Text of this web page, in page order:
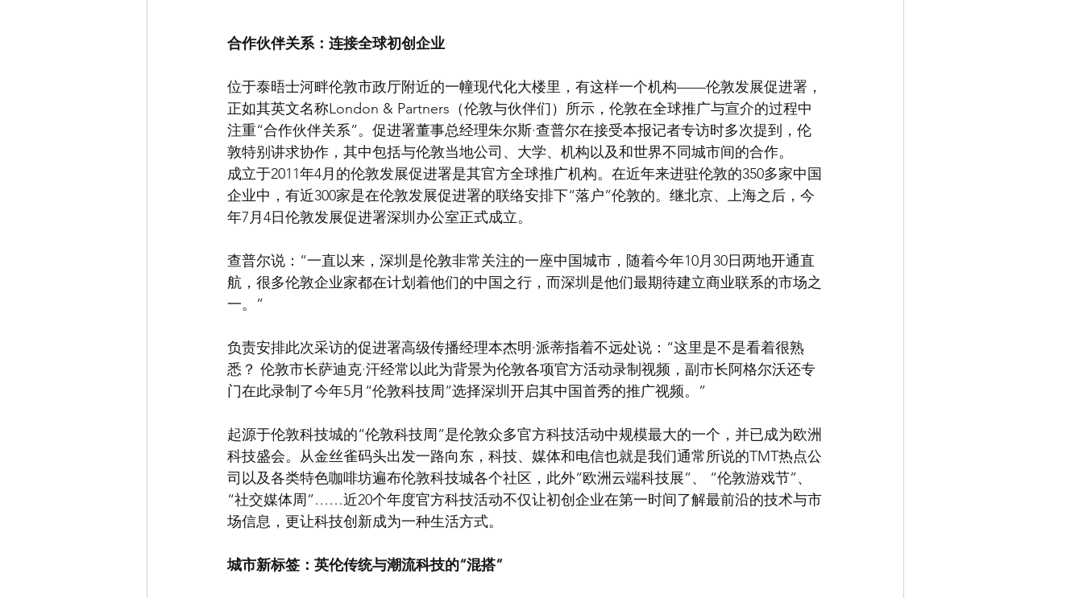
合作伙伴关系：连接全球初创企业
位于泰晤士河畔伦敦市政厅附近的一幢现代化大楼里，有这样一个机构——伦敦发展促进署，
正如其英文名称London & Partners（伦敦与伙伴们）所示，伦敦在全球推广与宣介的过程中
注重“合作伙伴关系”。促进署董事总经理朱尔斯·查普尔在接受本报记者专访时多次提到，伦
敦特别讲求协作，其中包括与伦敦当地公司、大学、机构以及和世界不同城市间的合作。
成立于2011年4月的伦敦发展促进署是其官方全球推广机构。在近年来进驻伦敦的350多家中国
企业中，有近300家是在伦敦发展促进署的联络安排下“落户”伦敦的。继北京、上海之后，今
年7月4日伦敦发展促进署深圳办公室正式成立。
查普尔说：“一直以来，深圳是伦敦非常关注的一座中国城市，随着今年10月30日两地开通直
航，很多伦敦企业家都在计划着他们的中国之行，而深圳是他们最期待建立商业联系的市场之
一。”
负责安排此次采访的促进署高级传播经理本杰明·派蒂指着不远处说：“这里是不是看着很熟
悉？ 伦敦市长萨迪克·汗经常以此为背景为伦敦各项官方活动录制视频，副市长阿格尔沃还专
门在此录制了今年5月“伦敦科技周”选择深圳开启其中国首秀的推广视频。”
起源于伦敦科技城的“伦敦科技周”是伦敦众多官方科技活动中规模最大的一个，并已成为欧洲
科技盛会。从金丝雀码头出发一路向东，科技、媒体和电信也就是我们通常所说的TMT热点公
司以及各类特色咖啡坊遍布伦敦科技城各个社区，此外“欧洲云端科技展”、 “伦敦游戏节”、
“社交媒体周”……近20个年度官方科技活动不仅让初创企业在第一时间了解最前沿的技术与市
场信息，更让科技创新成为一种生活方式。
城市新标签：英伦传统与潮流科技的“混搭”